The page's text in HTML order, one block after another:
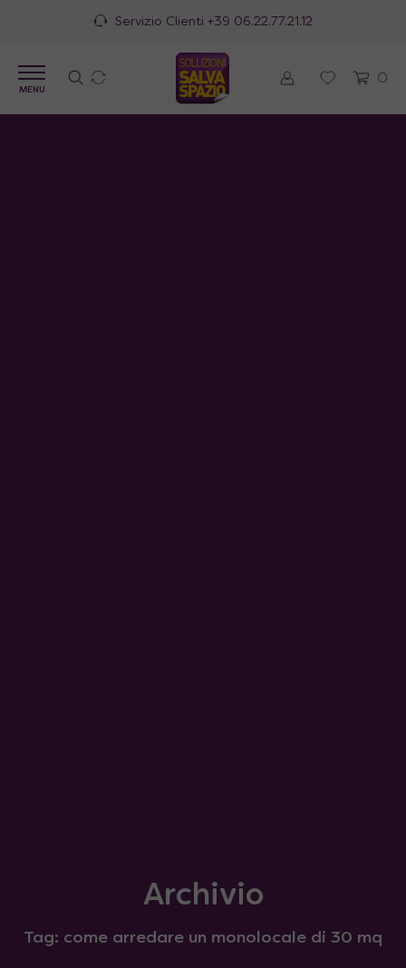
Servizio Clienti +39 06.22.77.21.12
0
MENU
Archivio
Tag: come arredare un monolocale di 30 mq